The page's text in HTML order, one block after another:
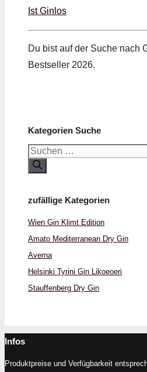
Ist Ginlos
Du bist auf der Suche nach
Bestseller 2026.
Kategorien Suche
Suchen
nach:
zufällige Kategorien
Wien Gin Klimt Edition
Amato Mediterranean Dry Gin
Averna
Helsinki Tyrini Gin Likoeoeri
Stauffenberg Dry Gin
Infos
Produktpreise und Verfügbarkeit